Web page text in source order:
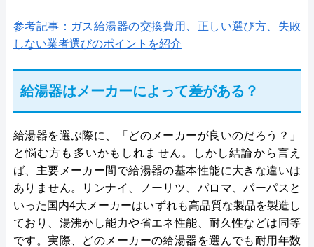
参考記事：ガス給湯器の交換費用、正しい選び方、失敗
しない業者選びのポイントを紹介
給湯器はメーカーによって差がある？
給湯器を選ぶ際に、「どのメーカーが良いのだろう？」
と悩む方も多いかもしれません。しかし結論から言え
ば、主要メーカー間で給湯器の基本性能に大きな違いは
ありません。リンナイ、ノーリツ、パロマ、パーパスと
いった国内4大メーカーはいずれも高品質な製品を製造し
ており、湯沸かし能力や省エネ性能、耐久性などは同等
です。実際、どのメーカーの給湯器を選んでも耐用年数